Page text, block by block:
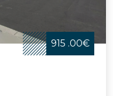
915 .00€